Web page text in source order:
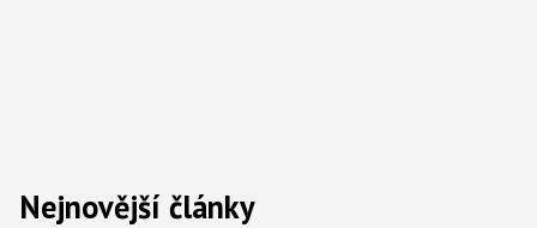
Nejnovější články